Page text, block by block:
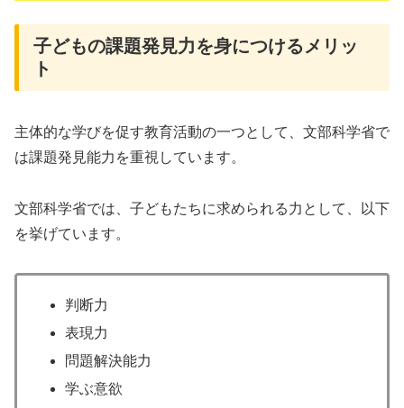
子どもの課題発見力を身につけるメリッ
ト
主体的な学びを促す教育活動の一つとして、文部科学省で
は課題発見能力を重視しています。
文部科学省では、子どもたちに求められる力として、以下
を挙げています。
判断力
表現力
問題解決能力
学ぶ意欲